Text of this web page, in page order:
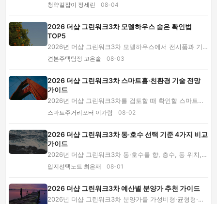
집공고 읽는 법부터 청약 신청, 당첨 서류, 계약...
청약길잡이 정세린 08-04
2026 더샵 그린워크3차 모델하우스 숨은 확인법
TOP5
2026년 더샵 그린워크3차 모델하우스에서 전시품과 기
본 품목을 구분하고, 수납·콘센트·가전 동선·분양...
견본주택탐정 고은솔 08-03
2026 더샵 그린워크3차 스마트홈·친환경 기술 전망
가이드
2026년 더샵 그린워크3차를 검토할 때 확인할 스마트홈,
에너지 절감, 전기차 충전, 보안·공기질 기술과...
스마트주거리포터 이가람 08-02
2026 더샵 그린워크3차 동·호수 선택 기준 4가지 비교
가이드
2026년 더샵 그린워크3차 동·호수를 향, 층수, 동 위치,
내부 동선으로 비교합니다. 가족 유형별 추천과...
입지선택노트 최은재 08-01
2026 더샵 그린워크3차 예산별 분양가 추천 가이드
2026년 더샵 그린워크3차 분양가를 가성비형·균형형·여